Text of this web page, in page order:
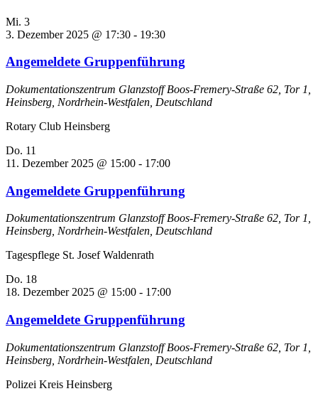
Mi. 3
3. Dezember 2025 @ 17:30 - 19:30
Angemeldete Gruppenführung
Dokumentationszentrum GlanzstoffBoos-Fremery-Straße 62, Tor 1,
Heinsberg, Nordrhein-Westfalen, Deutschland
Rotary Club Heinsberg
Do. 11
11. Dezember 2025 @ 15:00 - 17:00
Angemeldete Gruppenführung
Dokumentationszentrum GlanzstoffBoos-Fremery-Straße 62, Tor 1,
Heinsberg, Nordrhein-Westfalen, Deutschland
Tagespflege St. Josef Waldenrath
Do. 18
18. Dezember 2025 @ 15:00 - 17:00
Angemeldete Gruppenführung
Dokumentationszentrum GlanzstoffBoos-Fremery-Straße 62, Tor 1,
Heinsberg, Nordrhein-Westfalen, Deutschland
Polizei Kreis Heinsberg